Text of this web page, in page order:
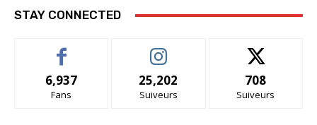
STAY CONNECTED
6,937
Fans
25,202
Suiveurs
708
Suiveurs